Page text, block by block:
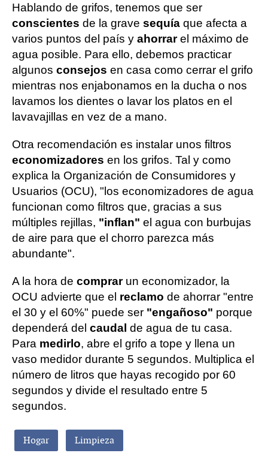
Hablando de grifos, tenemos que ser
conscientes de la grave sequía que afecta a
varios puntos del país y ahorrarel máximo de
agua posible. Para ello, debemos practicar
algunos consejos en casa como cerrar el grifo
mientras nos enjabonamos en la ducha o nos
lavamos los dientes o lavar los platos en el
lavavajillas en vez de a mano.
Otra recomendación es instalar unos filtros
economizadores en los grifos. Tal y como
explica la Organización de Consumidores y
Usuarios (OCU), "los economizadores de agua
funcionan como filtros que, gracias a sus
múltiples rejillas, "inflan" el agua con burbujas
de aire para que el chorro parezca más
abundante".
A la hora de comprar un economizador, la
OCU advierte que el reclamo de ahorrar "entre
el 30 y el 60%" puede ser "engañoso" porque
dependerá del caudal de agua de tu casa.
Para medirlo, abre el grifo a tope y llena un
vaso medidor durante 5 segundos. Multiplica el
número de litros que hayas recogido por 60
segundos y divide el resultado entre 5
segundos.
Hogar Limpieza